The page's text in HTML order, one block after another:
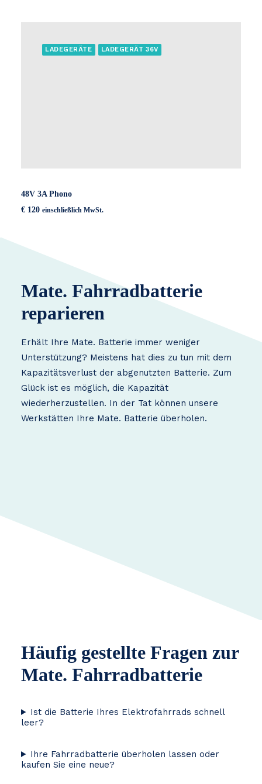
LADEGERÄTE LADEGERÄT 36V
48V 3A Phono
€ 120 einschließlich MwSt.
Mate. Fahrradbatterie
reparieren
Erhält Ihre Mate. Batterie immer weniger
Unterstützung? Meistens hat dies zu tun mit dem
Kapazitätsverlust der abgenutzten Batterie. Zum
Glück ist es möglich, die Kapazität
wiederherzustellen. In der Tat können unsere
Werkstätten Ihre Mate. Batterie überholen.
Häufig gestellte Fragen zur
Mate. Fahrradbatterie
Ist die Batterie Ihres Elektrofahrrads schnell
leer?
Ihre Fahrradbatterie überholen lassen oder
kaufen Sie eine neue?